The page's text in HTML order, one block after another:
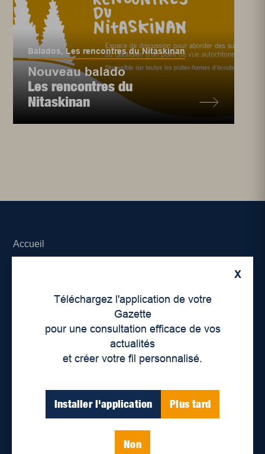
Balados,Les rencontres du Nitaskinan
Nouveau balado
Les rencontres du
Nitaskinan
X
Téléchargez l'application de votre
Gazette
pour une consultation efficace de vos
actualités
et créer votre fil personnalisé.
Installer l'application Plus tard
Non
Accueil
Déontologie et confidentialité
Devenir partenaire
Lieux de distribution